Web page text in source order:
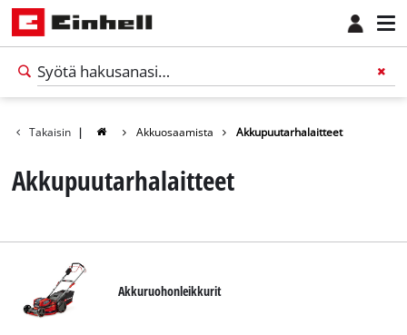
Takaisin | Akkuosaamista Akkupuutarhalaitteet
Akkupuutarhalaitteet
Akkuruohonleikkurit